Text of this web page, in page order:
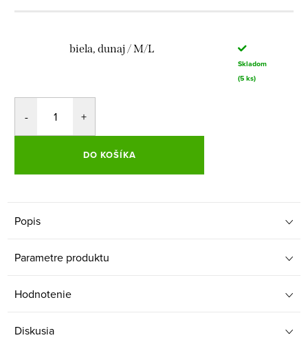
biela, dunaj / M/L
Skladom
(5 ks)
DO KOŠÍKA
Popis
Parametre produktu
Hodnotenie
Diskusia